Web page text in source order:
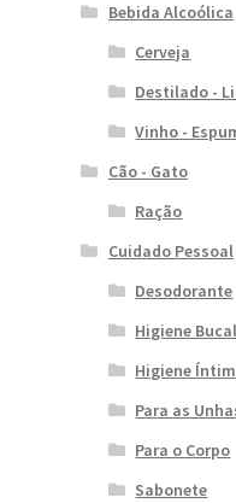
Bebida Alcoólica
Cerveja
Destilado -
Vinho -
Cão - Gato
Ração
Cuidado Pessoal
Desodorante
Higiene Bucal
Higiene
Para as
Para o Corpo
Sabonete